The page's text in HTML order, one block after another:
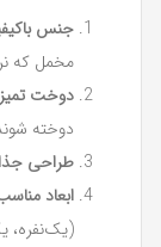
جنس
مخمل که
دوخت تمیز
دوخته
طراحی
ابعاد
(یک‌نفره،